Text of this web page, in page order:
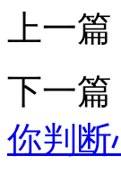
上一篇
下一篇
你判断